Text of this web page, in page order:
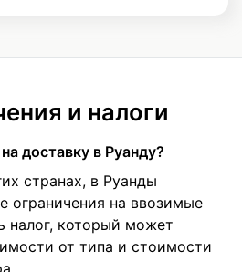
и налоги
доставку в Руанду?
странах, в Руанды
ограничения на ввозимые
налог, который может
от типа и стоимости